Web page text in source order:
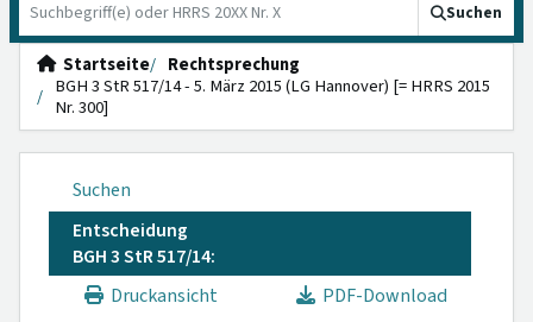
Suchen
Startseite
Rechtsprechung
BGH 3 StR 517/14 - 5. März 2015 (LG Hannover) [= HRRS 2015
Nr. 300]
Suchen
Entscheidung
BGH 3 StR 517/14:
Druckansicht
PDF-Download